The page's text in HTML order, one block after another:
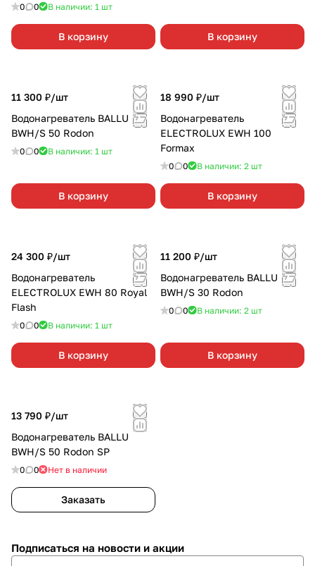
0 0 В наличии: 1 шт
В корзину В корзину
11 300 ₽/шт
Водонагреватель BALLU
BWH/S 50 Rodon
0 0 В наличии: 1 шт
В корзину
18 990 ₽/шт
Водонагреватель
ELECTROLUX EWH 100
Formax
0 0 В наличии: 2 шт
В корзину
24 300 ₽/шт
Водонагреватель
ELECTROLUX EWH 80 Royal
Flash
0 0 В наличии: 1 шт
В корзину
11 200 ₽/шт
Водонагреватель BALLU
BWH/S 30 Rodon
0 0 В наличии: 2 шт
В корзину
13 790 ₽/шт
Водонагреватель BALLU
BWH/S 50 Rodon SP
0 0 Нет в наличии
Заказать
Подписаться на новости и акции